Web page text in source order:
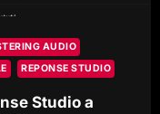
AUDIO
REPONSE STUDIO
Studio a